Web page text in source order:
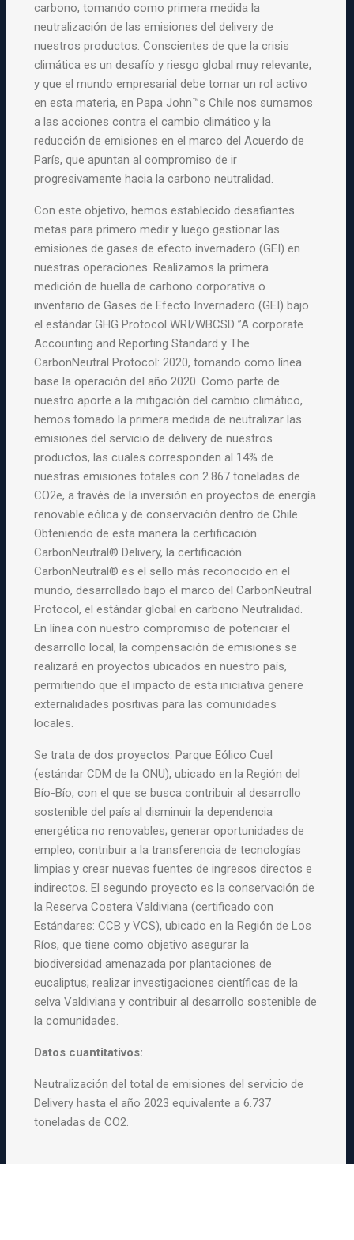
carbono, tomando como primera medida la
neutralización de las emisiones del delivery de
nuestros productos. Conscientes de que la crisis
climática es un desafío y riesgo global muy relevante,
y que el mundo empresarial debe tomar un rol activo
en esta materia, en Papa John™s Chile nos sumamos
a las acciones contra el cambio climático y la
reducción de emisiones en el marco del Acuerdo de
París, que apuntan al compromiso de ir
progresivamente hacia la carbono neutralidad.
Con este objetivo, hemos establecido desafiantes
metas para primero medir y luego gestionar las
emisiones de gases de efecto invernadero (GEI) en
nuestras operaciones. Realizamos la primera
medición de huella de carbono corporativa o
inventario de Gases de Efecto Invernadero (GEI) bajo
el estándar GHG Protocol WRI/WBCSD ”A corporate
Accounting and Reporting Standard y The
CarbonNeutral Protocol: 2020, tomando como línea
base la operación del año 2020. Como parte de
nuestro aporte a la mitigación del cambio climático,
hemos tomado la primera medida de neutralizar las
emisiones del servicio de delivery de nuestros
productos, las cuales corresponden al 14% de
nuestras emisiones totales con 2.867 toneladas de
CO2e, a través de la inversión en proyectos de energía
renovable eólica y de conservación dentro de Chile.
Obteniendo de esta manera la certificación
CarbonNeutral® Delivery, la certificación
CarbonNeutral® es el sello más reconocido en el
mundo, desarrollado bajo el marco del CarbonNeutral
Protocol, el estándar global en carbono Neutralidad.
En línea con nuestro compromiso de potenciar el
desarrollo local, la compensación de emisiones se
realizará en proyectos ubicados en nuestro país,
permitiendo que el impacto de esta iniciativa genere
externalidades positivas para las comunidades
locales.
Se trata de dos proyectos: Parque Eólico Cuel
(estándar CDM de la ONU), ubicado en la Región del
Bío-Bío, con el que se busca contribuir al desarrollo
sostenible del país al disminuir la dependencia
energética no renovables; generar oportunidades de
empleo; contribuir a la transferencia de tecnologías
limpias y crear nuevas fuentes de ingresos directos e
indirectos. El segundo proyecto es la conservación de
la Reserva Costera Valdiviana (certificado con
Estándares: CCB y VCS), ubicado en la Región de Los
Ríos, que tiene como objetivo asegurar la
biodiversidad amenazada por plantaciones de
eucaliptus; realizar investigaciones científicas de la
selva Valdiviana y contribuir al desarrollo sostenible de
la comunidades.
Datos cuantitativos:
Neutralización del total de emisiones del servicio de
Delivery hasta el año 2023 equivalente a 6.737
toneladas de CO2.